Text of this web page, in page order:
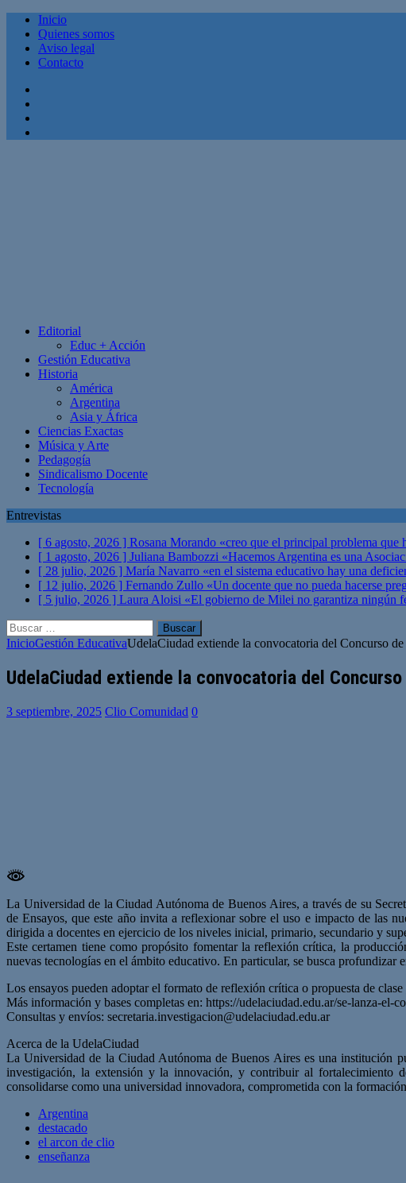
Inicio
Quienes somos
Aviso legal
Contacto
Editorial
Educ + Acción
Gestión Educativa
Historia
América
Argentina
Asia y África
Ciencias Exactas
Música y Arte
Pedagogía
Sindicalismo Docente
Tecnología
Entrevistas
[ 6 agosto, 2026 ] Rosana Morando «creo que el principal problema
[ 1 agosto, 2026 ] Juliana Bambozzi «Hacemos Argentina es una
[ 28 julio, 2026 ] María Navarro «en el sistema educativo hay una
[ 12 julio, 2026 ] Fernando Zullo «Un docente que no pueda hacerse
[ 5 julio, 2026 ] Laura Aloisi «El gobierno de Milei no garantiza ningún
Buscar:
InicioGestión EducativaUdelaCiudad extiende la convocatoria del Concurso
UdelaCiudad extiende la convocatoria del
3 septiembre, 2025 Clio Comunidad 0
La Universidad de la Ciudad Autónoma de Buenos Aires, a través de su
de Ensayos, que este año invita a reflexionar sobre el uso e impacto de las
dirigida a docentes en ejercicio de los niveles inicial, primario, secundario y
Este certamen tiene como propósito fomentar la reflexión crítica, la
nuevas tecnologías en el ámbito educativo. En particular, se busca
Los ensayos pueden adoptar el formato de reflexión crítica o propuesta de
Más información y bases completas en: https://udelaciudad.edu.ar/se-lanza-el-
Consultas y envíos: secretaria.investigacion@udelaciudad.edu.ar
Acerca de la UdelaCiudad
La Universidad de la Ciudad Autónoma de Buenos Aires es una institución
investigación, la extensión y la innovación, y contribuir al fortalecimiento
consolidarse como una universidad innovadora, comprometida con la
Argentina
destacado
el arcon de clio
enseñanza